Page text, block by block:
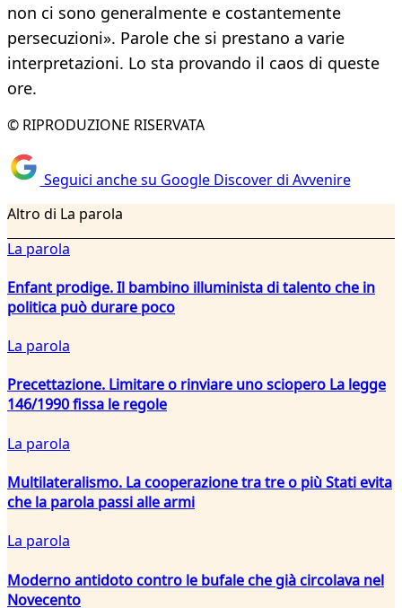
non ci sono generalmente e costantemente
persecuzioni». Parole che si prestano a varie
interpretazioni. Lo sta provando il caos di queste
ore.
© RIPRODUZIONE RISERVATA
Seguici anche su Google Discover di Avvenire
Altro di La parola
La parola
Enfant prodige. Il bambino illuminista di talento che in
politica può durare poco
La parola
Precettazione. Limitare o rinviare uno sciopero La legge
146/1990 fissa le regole
La parola
Multilateralismo. La cooperazione tra tre o più Stati evita
che la parola passi alle armi
La parola
Moderno antidoto contro le bufale che già circolava nel
Novecento